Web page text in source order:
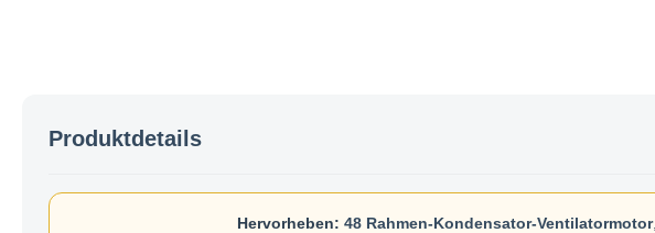
Produktdetails
Hervorheben: 48 Rahmen-Kondensator-Ventilatormotor,